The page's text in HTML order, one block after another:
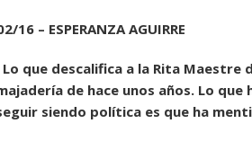
16 – ESPERANZA AGUIRRE
Lo que descalifica a la Rita Maestre
de hace unos años. Lo que
siendo política es que ha